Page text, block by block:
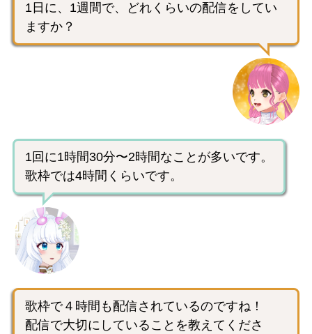
1日に、1週間で、どれくらいの配信をしてい
ますか？
1回に1時間30分〜2時間なことが多いです。
歌枠では4時間くらいです。
歌枠で４時間も配信されているのですね！
配信で大切にしていることを教えてくださ